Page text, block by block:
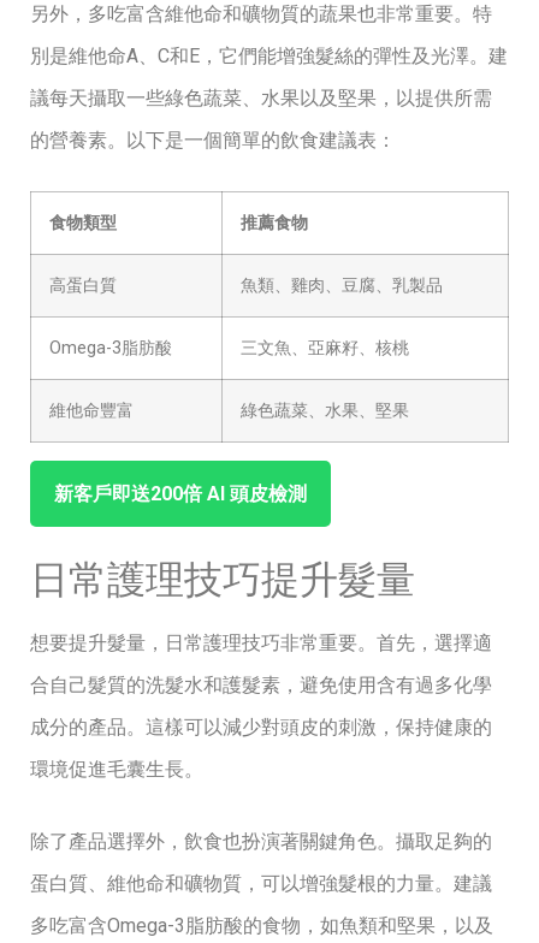
另外，多吃富含維他命和礦物質的蔬果也非常重要。特
別是維他命A、C和E，它們能增強髮絲的彈性及光澤。建
議每天攝取一些綠色蔬菜、水果以及堅果，以提供所需
的營養素。以下是一個簡單的飲食建議表：
食物類型 推薦食物
高蛋白質 魚類、雞肉、豆腐、乳製品
Omega-3脂肪酸 三文魚、亞麻籽、核桃
維他命豐富 綠色蔬菜、水果、堅果
新客戶即送200倍 ⁤AI ‌頭皮檢測
日常護理技巧提升髮量
想要提升髮量，日常護理技巧非常重要。首先，選擇適
合自己髮質的洗髮水和護髮素，避免使用含有過多化學
成分的產品。這樣可以減少對頭皮的刺激，保持健康的
環境促進毛囊生長。
除了產品選擇外，飲食也扮演著關鍵角色。攝取足夠的
蛋白質、維他命和礦物質，可以增強髮根的力量。建議
多吃富含Omega-3脂肪酸的食物，如魚類和堅果，以及